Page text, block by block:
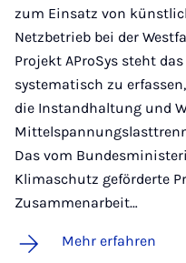
zum Einsatz von
Netzbetrieb bei der
Projekt AProSys steht
systematisch zu
die Instandhaltung und
Das vom
Klimaschutz geförderte
Zusammenarbeit…
Mehr erfahren